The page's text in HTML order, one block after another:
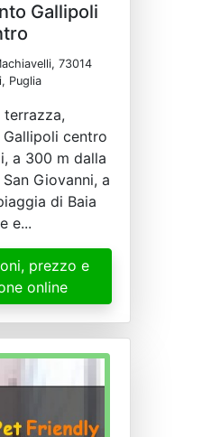
Gallipoli
73014
Puglia
centro
a 300 m dalla
Giovanni, a
di Baia
e...
prezzo e
online